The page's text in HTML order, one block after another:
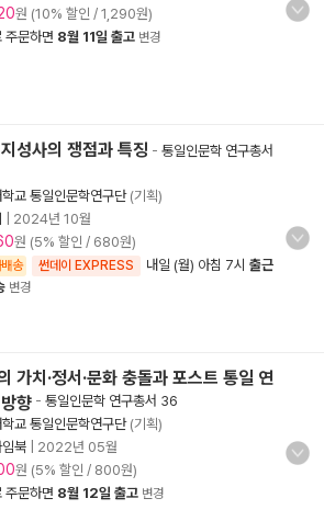
원 (10% 할인 / 1,290원)
주문하면 8월 11일 출고 변경
성사의 쟁점과 특징 - 통일인문학 연구총서
교 통일인문학연구단(기획)
2024년 10월
원 (5% 할인 / 680원)
송 썬데이 EXPRESS 내일 (월) 아침 7시 출근
변경
가치·정서·문화 충돌과 포스트 통일 연
향 - 통일인문학 연구총서 36
교 통일인문학연구단(기획)
북
2022년 05월
원 (5% 할인 / 800원)
주문하면 8월 12일 출고 변경